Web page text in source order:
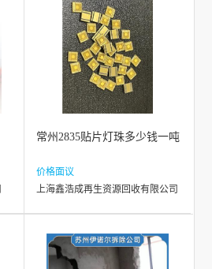
常州2835贴片灯珠多少钱一吨
价格面议
上海鑫浩成再生资源回收有限公司